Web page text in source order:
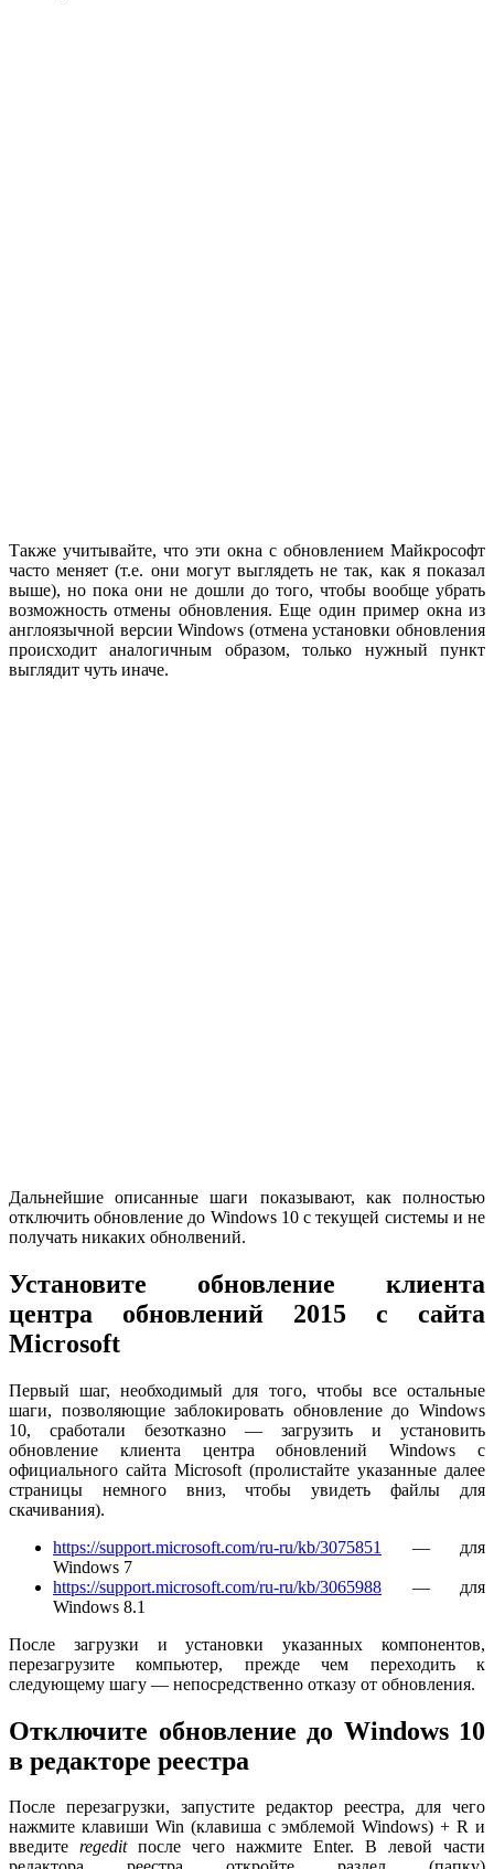
Также учитывайте, что эти окна с обновлением Майкрософт
часто меняет (т.е. они могут выглядеть не так, как я показал
выше), но пока они не дошли до того, чтобы вообще убрать
возможность отмены обновления. Еще один пример окна из
англоязычной версии Windows (отмена установки обновления
происходит аналогичным образом, только нужный пункт
выглядит чуть иначе.
Дальнейшие описанные шаги показывают, как полностью
отключить обновление до Windows 10 с текущей системы и не
получать никаких обнолвений.
Установите обновление клиента
центра обновлений 2015 с сайта
Microsoft
Первый шаг, необходимый для того, чтобы все остальные
шаги, позволяющие заблокировать обновление до Windows
10, сработали безотказно — загрузить и установить
обновление клиента центра обновлений Windows с
официального сайта Microsoft (пролистайте указанные далее
страницы немного вниз, чтобы увидеть файлы для
скачивания).
https://support.microsoft.com/ru-ru/kb/3075851
— для
Windows 7
https://support.microsoft.com/ru-ru/kb/3065988 — для
Windows 8.1
После загрузки и установки указанных компонентов,
перезагрузите компьютер, прежде чем переходить к
следующему шагу — непосредственно отказу от обновления.
Отключите обновление до Windows 10
в редакторе реестра
После перезагрузки, запустите редактор реестра, для чего
нажмите клавиши Win (клавиша с эмблемой Windows) + R и
введите regeditпосле чего нажмите Enter. В левой части